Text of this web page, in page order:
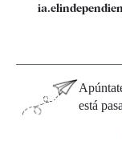
está